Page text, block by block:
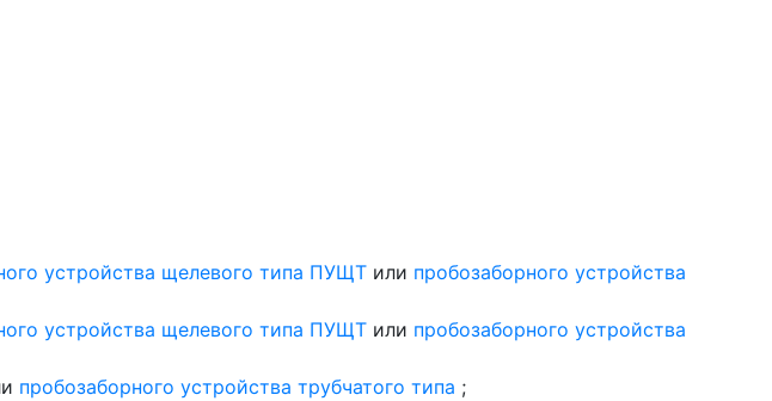
устройства щелевого типа ПУЩТ или пробозаборного устройства
устройства щелевого типа ПУЩТ или пробозаборного устройства
пробозаборного устройства трубчатого типа ;